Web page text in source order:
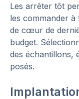
Les arrêter tôt
les commander à
de cœur de
budget.
des échantillons,
posés.